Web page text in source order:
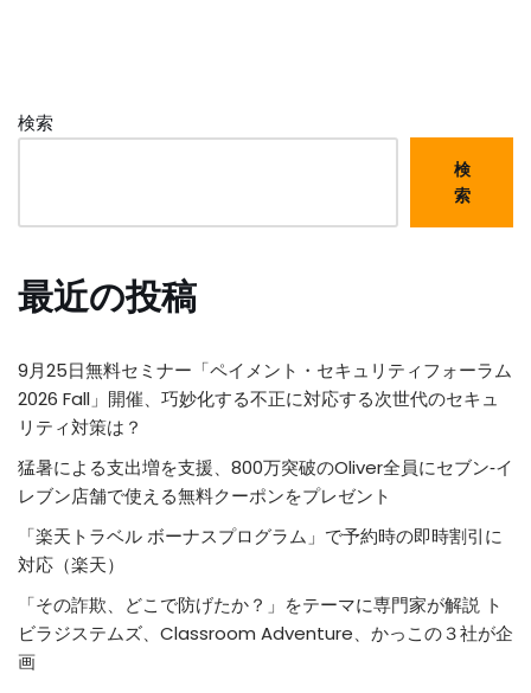
検索
検
索
最近の投稿
9月25日無料セミナー「ペイメント・セキュリティフォーラム
2026 Fall」開催、巧妙化する不正に対応する次世代のセキュ
リティ対策は？
猛暑による支出増を支援、800万突破のOliver全員にセブン‐イ
レブン店舗で使える無料クーポンをプレゼント
「楽天トラベル ボーナスプログラム」で予約時の即時割引に
対応（楽天）
「その詐欺、どこで防げたか？」をテーマに専門家が解説 ト
ビラジステムズ、Classroom Adventure、かっこの３社が企
画